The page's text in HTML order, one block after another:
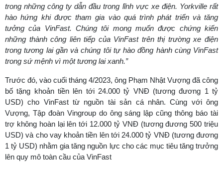
trong những công ty dẫn đầu trong lĩnh vực xe điện. Yorkville rất
hào hứng khi được tham gia vào quá trình phát triển và tăng
tưởng của VinFast. Chúng tôi mong muốn được chứng kiến
những thành công liên tiếp của VinFast trên thị trường xe điện
trong tương lai gần và chúng tôi tự hào đồng hành cùng VinFast
trong sứ mệnh vì một tương lai xanh.”
Trước đó, vào cuối tháng 4/2023, ông Phạm Nhật Vượng đã công
bố tặng khoản tiền lên tới 24.000 tỷ VNĐ (tương đương 1 tỷ
USD) cho VinFast từ nguồn tài sản cá nhân. Cùng với ông
Vượng, Tập đoàn Vingroup do ông sáng lập cũng thông báo tài
trợ không hoàn lại lên tới 12.000 tỷ VNĐ (tương đương 500 triệu
USD) và cho vay khoản tiền lên tới 24.000 tỷ VNĐ (tương đương
1 tỷ USD) nhằm gia tăng nguồn lực cho các mục tiêu tăng trưởng
lên quy mô toàn cầu của VinFast